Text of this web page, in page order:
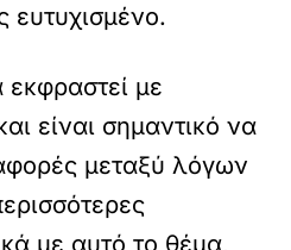
ευτυχισμένο.
με
είναι σημαντικό να
μεταξύ λόγων
με αυτό το θέμα,